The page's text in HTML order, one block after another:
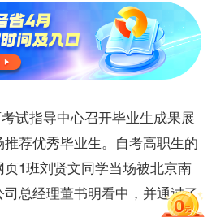
试指导中心召开毕业生成果展
荐优秀毕业生。自考高职生的
1班刘贤文同学当场被北京南
总经理董书明看中，并通过了